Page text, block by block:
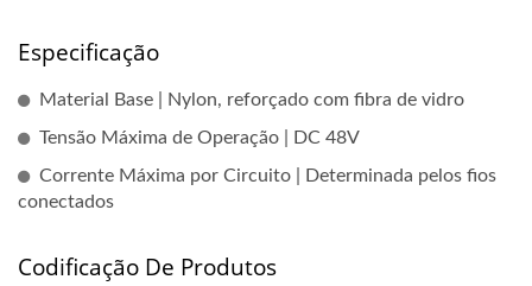
Especificação
Material Base | Nylon, reforçado com fibra de vidro
Tensão Máxima de Operação | DC 48V
Corrente Máxima por Circuito | Determinada pelos fios
conectados
Codificação De Produtos